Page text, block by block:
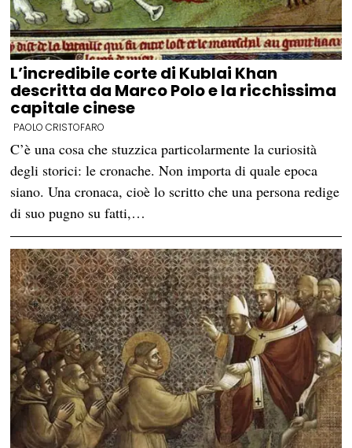
L’incredibile corte di Kublai Khan
descritta da Marco Polo e la ricchissima
capitale cinese
PAOLO CRISTOFARO
C’è una cosa che stuzzica particolarmente la curiosità
degli storici: le cronache. Non importa di quale epoca
siano. Una cronaca, cioè lo scritto che una persona redige
di suo pugno su fatti,…